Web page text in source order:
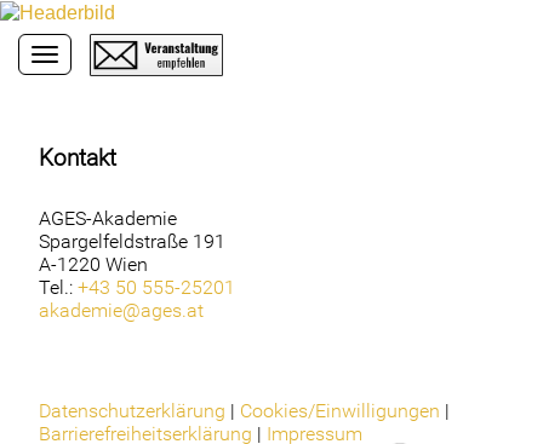
Toggle navigation
Kontakt
AGES-Akademie
Spargelfeldstraße 191
A-1220 Wien
Tel.: +43 50 555-25201
akademie@ages.at
Datenschutzerklärung | Cookies/Einwilligungen |
Barrierefreiheitserklärung | Impressum